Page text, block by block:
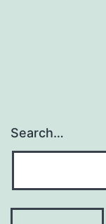
Search…